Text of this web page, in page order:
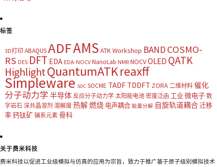
标签
3D打印 ABAQUSADFAMS ATK Workshop BAND COSMO-
RS DES DFT EDA EDA-NOCV NanoLab NMR NOCVOLED QATK
HighlightQuantumATKreaxff
Simpleware SOC SOCME TADF TDDFT ZORA 二维材料 催化
分子动力学 半导体 反应分子动力学 太阳能电池 密度泛函 工业 微电子 数
字岩石 深共晶溶剂 溶解度 热解燃烧 电声耦合 能量分解 自旋轨道耦合迁移
率钙钛矿 镧系元素 骨科
关于费米科技
费米科技以促进工业级模拟与仿真的应用为宗旨，致力于推广基于原子级别模拟技术